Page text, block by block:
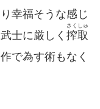
幸福そうな感じ
士に厳しく 搾取
さくしゅ
で為す術もなく